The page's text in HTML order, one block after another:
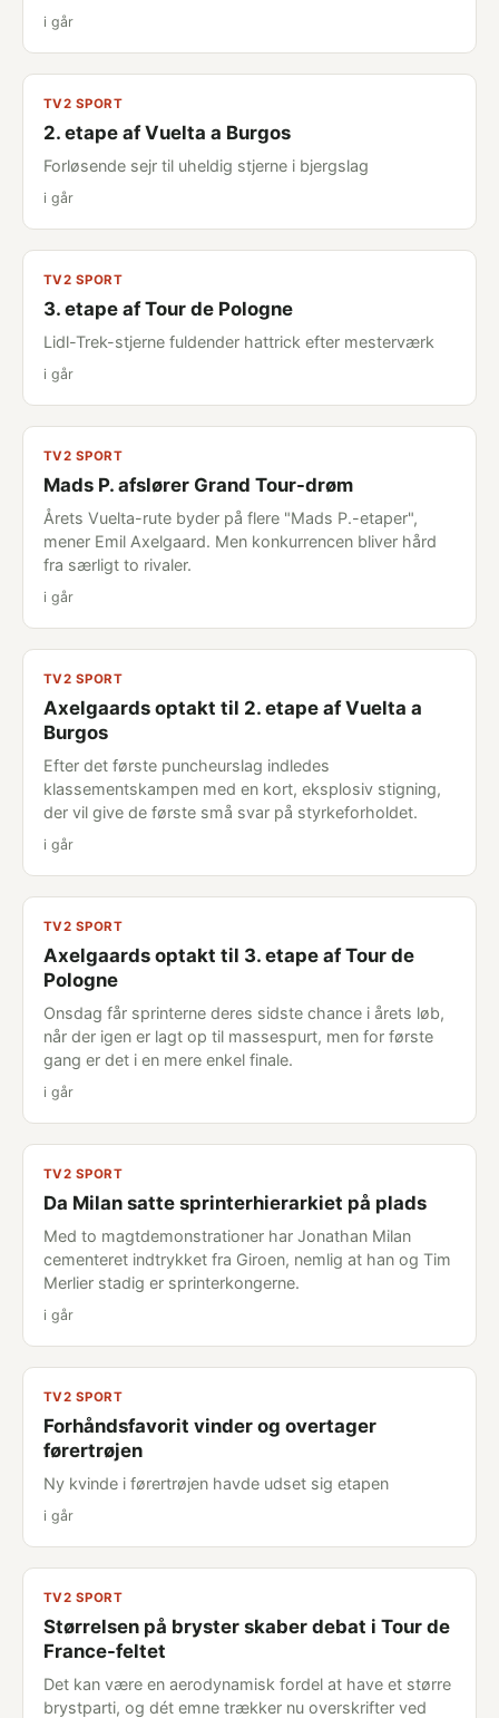
i går
TV2 SPORT
2. etape af Vuelta a Burgos
Forløsende sejr til uheldig stjerne i bjergslag
i går
TV2 SPORT
3. etape af Tour de Pologne
Lidl-Trek-stjerne fuldender hattrick efter mesterværk
i går
TV2 SPORT
Mads P. afslører Grand Tour-drøm
Årets Vuelta-rute byder på flere "Mads P.-etaper",
mener Emil Axelgaard. Men konkurrencen bliver hård
fra særligt to rivaler.
i går
TV2 SPORT
Axelgaards optakt til 2. etape af Vuelta a
Burgos
Efter det første puncheurslag indledes
klassementskampen med en kort, eksplosiv stigning,
der vil give de første små svar på styrkeforholdet.
i går
TV2 SPORT
Axelgaards optakt til 3. etape af Tour de
Pologne
Onsdag får sprinterne deres sidste chance i årets løb,
når der igen er lagt op til massespurt, men for første
gang er det i en mere enkel finale.
i går
TV2 SPORT
Da Milan satte sprinterhierarkiet på plads
Med to magtdemonstrationer har Jonathan Milan
cementeret indtrykket fra Giroen, nemlig at han og Tim
Merlier stadig er sprinterkongerne.
i går
TV2 SPORT
Forhåndsfavorit vinder og overtager
førertrøjen
Ny kvinde i førertrøjen havde udset sig etapen
i går
TV2 SPORT
Størrelsen på bryster skaber debat i Tour de
France-feltet
Det kan være en aerodynamisk fordel at have et større
brystparti, og dét emne trækker nu overskrifter ved